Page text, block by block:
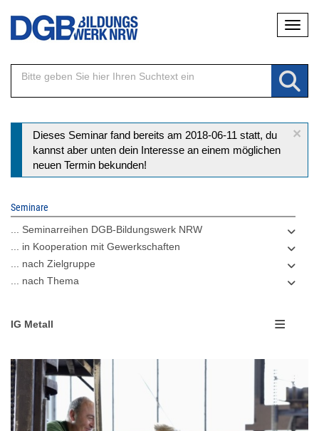
Direkt
Inhalt
×
Statusmeldung
Dieses Seminar fand bereits am 2018-06-11 statt, du
kannst aber unten dein Interesse an einem möglichen
neuen Termin bekunden!
Seminare
... Seminarreihen DGB-Bildungswerk NRW
... in Kooperation mit Gewerkschaften
... nach Zielgruppe
... nach Thema
IG Metall